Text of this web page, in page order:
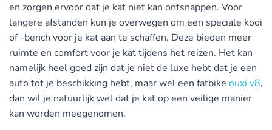
en zorgen ervoor dat je kat niet kan ontsnappen. Voor
langere afstanden kun je overwegen om een speciale kooi
of -bench voor je kat aan te schaffen. Deze bieden meer
ruimte en comfort voor je kat tijdens het reizen. Het kan
namelijk heel goed zijn dat je niet de luxe hebt dat je een
auto tot je beschikking hebt, maar wel een fatbike ouxi v8,
dan wil je natuurlijk wel dat je kat op een veilige manier
kan worden meegenomen.